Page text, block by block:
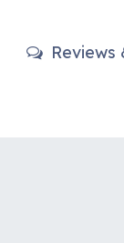
Reviews